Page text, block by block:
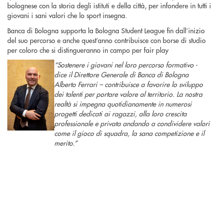
bolognese con la storia degli istituti e della città, per infondere in tutti i
giovani i sani valori che lo sport insegna.
Banca di Bologna supporta la Bologna Student League fin dall’inizio
del suo percorso e anche quest’anno contribuisce con borse di studio
per coloro che si distingueranno in campo per fair play
“Sostenere i giovani nel loro percorso formativo -
dice il Direttore Generale di Banca di Bologna
Alberto Ferrari – contribuisce a favorire lo sviluppo
dei talenti per portare valore al territorio. La nostra
realtà si impegna quotidianamente in numerosi
progetti dedicati ai ragazzi, alla loro crescita
professionale e privata andando a condividere valori
come il gioco di squadra, la sana competizione e il
merito.”